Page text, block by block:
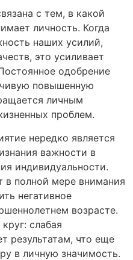
с тем, в какой
личность. Когда
наших усилий,
это усиливает
одобрение
повышенную
личным
проблем.
нередко является
важности в
индивидуальности.
в полной мере внимания
негативное
возрасте.
слабая
результатам, что еще
в личную значимость.